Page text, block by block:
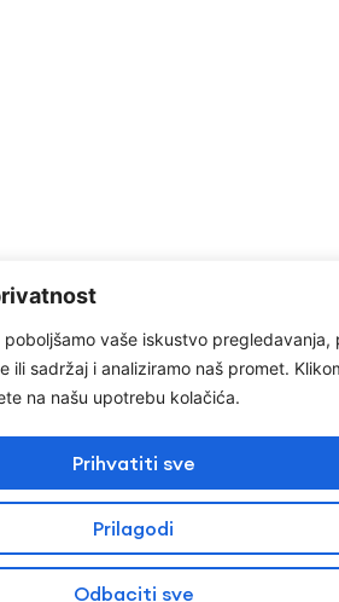
vaše iskustvo pregledavanja,
ili sadržaj i analiziramo naš promet.
na našu upotrebu kolačića.
Prilagodi
Odbaciti sve
Prihvatiti sve